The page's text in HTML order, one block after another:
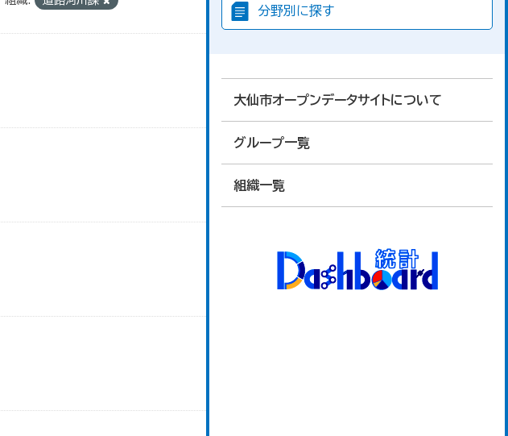
分野別に探す
大仙市オープンデータサイトについて
グループ一覧
組織一覧